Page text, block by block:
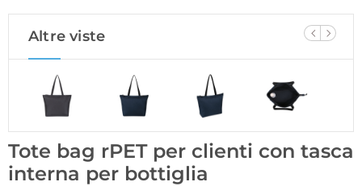
Altre viste
Tote bag rPET per clienti con tasca
interna per bottiglia